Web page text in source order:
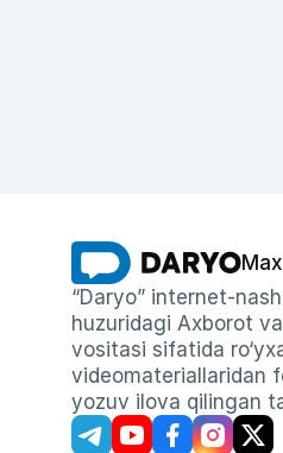
“Daryo” internet-
huzuridagi Axborot
vositasi sifatida
videomateriallaridan
yozuv ilova qilingan